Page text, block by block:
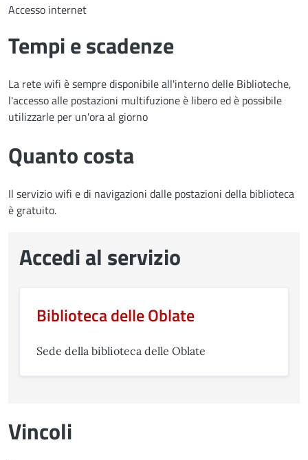
Accesso internet
Tempi e scadenze
La rete wifi è sempre disponibile all'interno delle Biblioteche,
l'accesso alle postazioni multifuzione è libero ed è possibile
utilizzarle per un'ora al giorno
Quanto costa
Il servizio wifi e di navigazioni dalle postazioni della biblioteca
è gratuito.
Accedi al servizio
Biblioteca delle Oblate
Sede della biblioteca delle Oblate
Vincoli